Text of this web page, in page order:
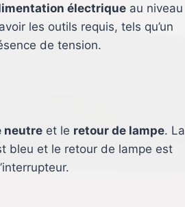
électriqueau niveau
les outils requis, tels qu’un
de tension.
neutreet le retour de lampe. La
bleu et le retour de lampe est